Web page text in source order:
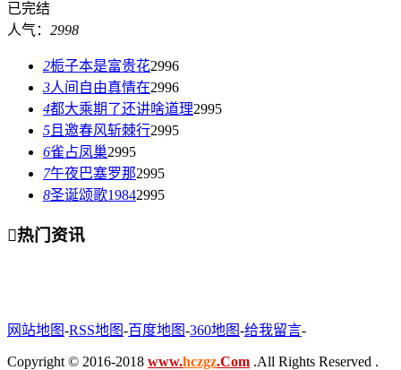
已完结
人气： 2998
2栀子本是富贵花2996
3人间自由真情在2996
4都大乘期了还讲啥道理2995
5 且邀春风斩棘行2995
6雀占凤巢2995
7午夜巴塞罗那2995
8圣诞颂歌19842995
热门资讯
网站地图-RSS地图-百度地图-360地图-给我留言-
Copyright © 2016-2018 www.hczgz.Com .All Rights Reserved .